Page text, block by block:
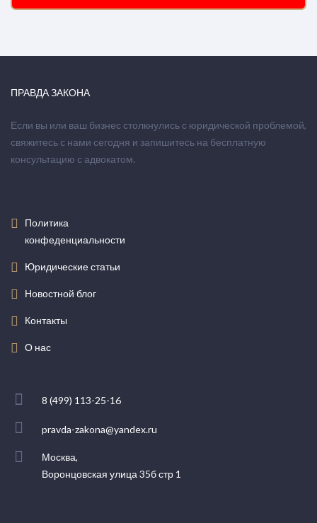
ПРАВДА ЗАКОНА
Если вы или ваш бизнес столкнулись с юридической проблемой,
свяжитесь с нами сегодня и запишитесь на бесплатную
консультацию с адвокатом.
Политика
конфеденциальности
Юридические статьи
Новостной блог
Контакты
О нас
8 (499) 113-25-16
pravda-zakona@yandex.ru
Москва,
Воронцовская улица 35б стр 1